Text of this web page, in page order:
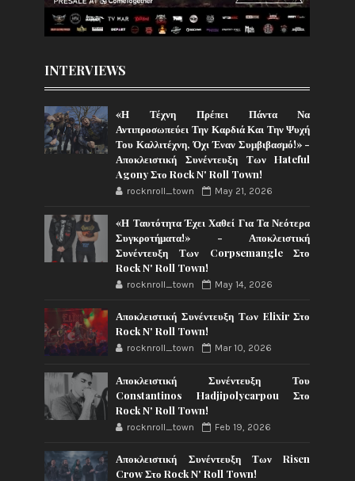
INTERVIEWS
«Η Τέχνη Πρέπει Πάντα Να
Αντιπροσωπεύει Την Καρδιά Και Την Ψυχή
Του Καλλιτέχνη, Όχι Έναν Συμβιβασμό!» -
Αποκλειστική Συνέντευξη Των Hateful
Agony Στο Rock N' Roll Town!
rocknroll_town May 21, 2026
«Η Ταυτότητα Έχει Χαθεί Για Τα Νεότερα
Συγκροτήματα!» - Αποκλειστική
Συνέντευξη Των Corpsemangle Στο
Rock N' Roll Town!
rocknroll_town May 14, 2026
Αποκλειστική Συνέντευξη Των Elixir Στο
Rock N' Roll Town!
rocknroll_town Mar 10, 2026
Αποκλειστική Συνέντευξη Του
Constantinos Hadjipolycarpou Στο
Rock N' Roll Town!
rocknroll_town Feb 19, 2026
Αποκλειστική Συνέντευξη Των Risen
Crow Στο Rock N' Roll Town!